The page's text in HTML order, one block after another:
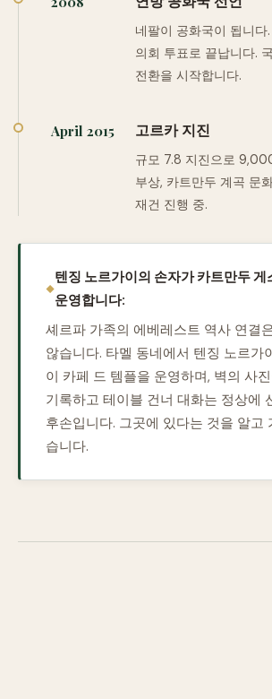
네팔이 공화국이 됩니다
의회 투표로 끝납니다.
전환을 시작합니다.
April 2015 고르카 지진
규모 7.8 지진으로
부상, 카트만두 계곡 문
재건 진행 중.
텐징 노르가이의 손자가 카트만두 게
운영합니다:
셰르파 가족의 에베레스트 역사 연결
않습니다. 타멜 동네에서 텐징 노르가
이 카페 드 템플을 운영하며, 벽의 사진
기록하고 테이블 건너 대화는 정상에
후손입니다. 그곳에 있다는 것을 알고
습니다.